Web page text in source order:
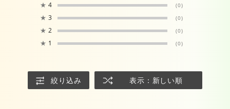
★ 4 (0)
★ 3 (0)
★ 2 (0)
★ 1 (0)
絞り込み 表示：新しい順